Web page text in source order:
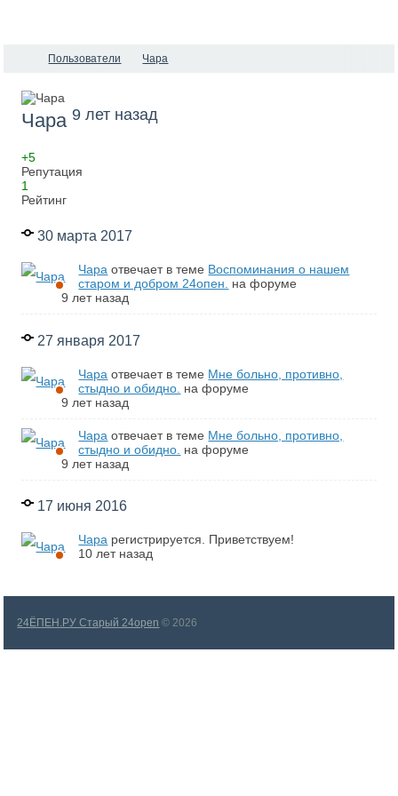
Пользователи Чара
Чара 9 лет назад
+5
Репутация
1
Рейтинг
30 марта 2017
Чара отвечает в теме Воспоминания о нашем
старом и добром 24опен. на форуме
9 лет назад
27 января 2017
Чара отвечает в теме Мне больно, противно,
стыдно и обидно. на форуме
9 лет назад
Чара отвечает в теме Мне больно, противно,
стыдно и обидно. на форуме
9 лет назад
17 июня 2016
Чара регистрируется. Приветствуем!
10 лет назад
24ЁПЕН.РУ Старый 24open © 2026